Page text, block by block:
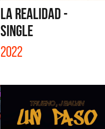
LA REALIDAD -
SINGLE
2022